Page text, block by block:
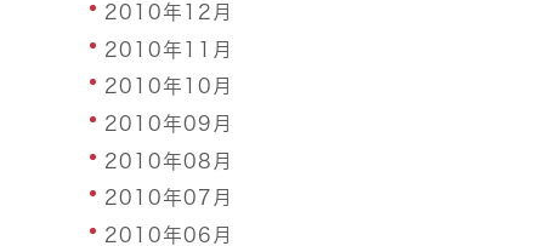
2010年12月
2010年11月
2010年10月
2010年09月
2010年08月
2010年07月
2010年06月